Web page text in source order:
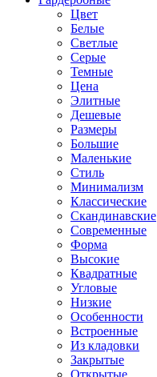
Цвет
Белые
Светлые
Серые
Темные
Цена
Элитные
Дешевые
Размеры
Большие
Маленькие
Стиль
Минимализм
Классические
Скандинавские
Современные
Форма
Высокие
Квадратные
Угловые
Низкие
Особенности
Встроенные
Из кладовки
Закрытые
Открытые